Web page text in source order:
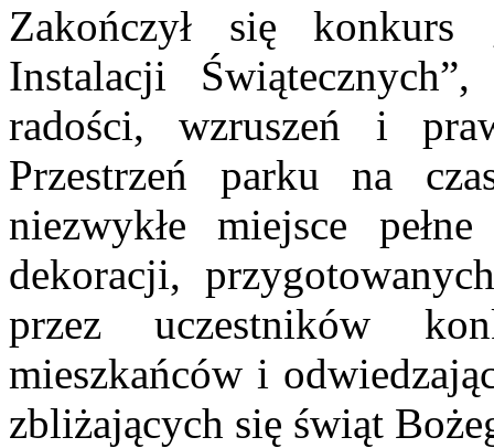
Zakończył się
Instalacji
radości, wzruszeń i
Przestrzeń parku na
niezwykłe miejsce
dekoracji,
przez uczestników
mieszkańców i
zbliżających się świąt